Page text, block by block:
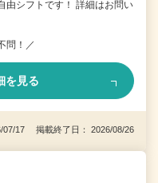
由シフトです！ 詳細はお問い
問！／
を見る
07/17 掲載終了日： 2026/08/26